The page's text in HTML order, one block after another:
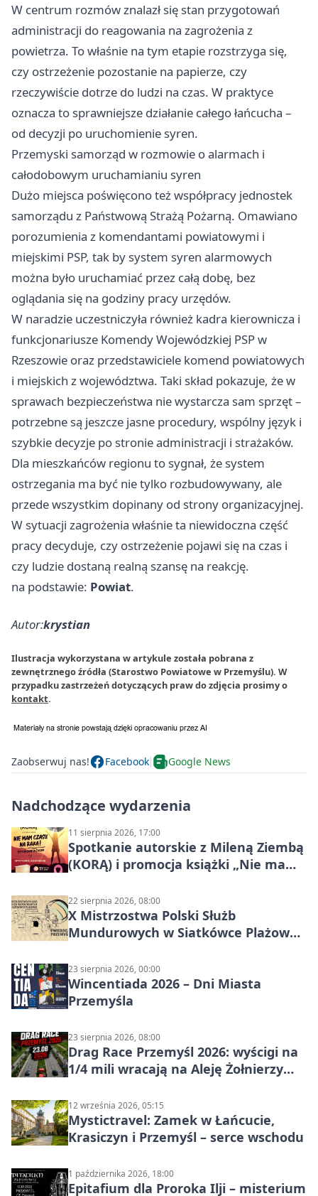
W centrum rozmów znalazł się stan przygotowań
administracji do reagowania na zagrożenia z
powietrza. To właśnie na tym etapie rozstrzyga się,
czy ostrzeżenie pozostanie na papierze, czy
rzeczywiście dotrze do ludzi na czas. W praktyce
oznacza to sprawniejsze działanie całego łańcucha –
od decyzji po uruchomienie syren.
Przemyski samorząd w rozmowie o alarmach i
całodobowym uruchamianiu syren
Dużo miejsca poświęcono też współpracy jednostek
samorządu z Państwową Strażą Pożarną. Omawiano
porozumienia z komendantami powiatowymi i
miejskimi PSP, tak by system syren alarmowych
można było uruchamiać przez całą dobę, bez
oglądania się na godziny pracy urzędów.
W naradzie uczestniczyła również kadra kierownicza i
funkcjonariusze Komendy Wojewódzkiej PSP w
Rzeszowie oraz przedstawiciele komend powiatowych
i miejskich z województwa. Taki skład pokazuje, że w
sprawach bezpieczeństwa nie wystarcza sam sprzęt –
potrzebne są jeszcze jasne procedury, wspólny język i
szybkie decyzje po stronie administracji i strażaków.
Dla mieszkańców regionu to sygnał, że system
ostrzegania ma być nie tylko rozbudowywany, ale
przede wszystkim dopinany od strony organizacyjnej.
W sytuacji zagrożenia właśnie ta niewidoczna część
pracy decyduje, czy ostrzeżenie pojawi się na czas i
czy ludzie dostaną realną szansę na reakcję.
na podstawie: Powiat.
Autor:krystian
Ilustracja wykorzystana w artykule została pobrana z
zewnętrznego źródła (Starostwo Powiatowe w Przemyślu). W
przypadku zastrzeżeń dotyczących praw do zdjęcia prosimy o
kontakt.
Zaobserwuj nas! Facebook Google News
Nadchodzące wydarzenia
11 sierpnia 2026, 17:00
Spotkanie autorskie z Mileną Ziembą
(KORĄ) i promocja książki „Nie mam
22 sierpnia 2026, 08:00
X Mistrzostwa Polski Służb
Mundurowych w Siatkówce Plażowej
23 sierpnia 2026, 00:00
Wincentiada 2026 – Dni Miasta
Przemyśla
23 sierpnia 2026, 08:00
Drag Race Przemyśl 2026: wyścigi na
1/4 mili wracają na Aleję Żołnierzy
12 września 2026, 05:15
Mystictravel: Zamek w Łańcucie,
Krasiczyn i Przemyśl – serce wschodu
1 października 2026, 18:00
Epitafium dla Proroka Ilji – misterium